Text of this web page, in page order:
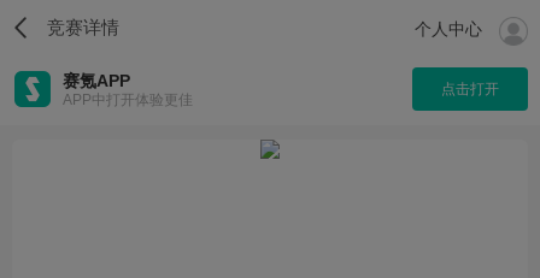
竞赛详情 个人中心
赛氪APP
APP中打开体验更佳
点击打开